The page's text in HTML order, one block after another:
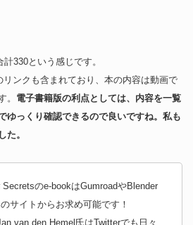
330という感じです。
ンクも含まれており、本の内容は動画で
。 電子書籍版の利点としては、内容を一覧
ゆっくり確認できるので良いですね。私も
た。
Secretsのe-bookはGumroadやBlender
サイトからお求め可能です！
van den Hemel氏はTwitterでも日々